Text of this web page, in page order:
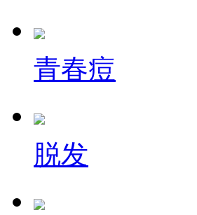
青春痘
脱发